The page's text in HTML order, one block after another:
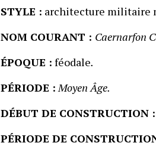
STYLE : architecture militaire
NOM COURANT : Caernarfon
ÉPOQUE : féodale.
PÉRIODE :Moyen Âge.
DÉBUT DE CONSTRUCTION :
PÉRIODE DE